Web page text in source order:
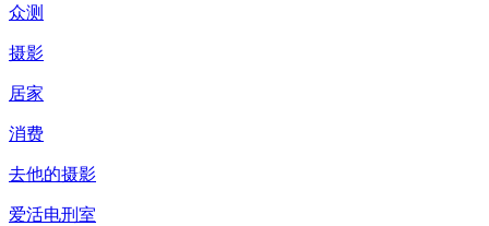
众测
摄影
居家
消费
去他的摄影
爱活电刑室